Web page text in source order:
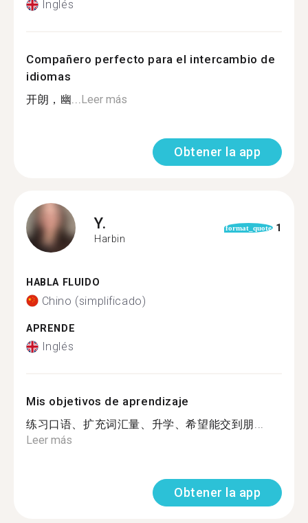
Inglés
Compañero perfecto para el intercambio de
idiomas
开朗，幽...Leer más
Obtener la app
Y.
Harbin
format_quote 1
HABLA FLUIDO
Chino (simplificado)
APRENDE
Inglés
Mis objetivos de aprendizaje
练习口语、扩充词汇量、升学、希望能交到朋...
Leer más
Obtener la app